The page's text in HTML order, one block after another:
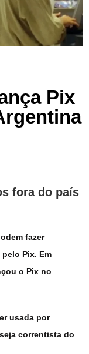
Pix
fora do país
fazer
Pix. Em
o Pix no
usada por
correntista do